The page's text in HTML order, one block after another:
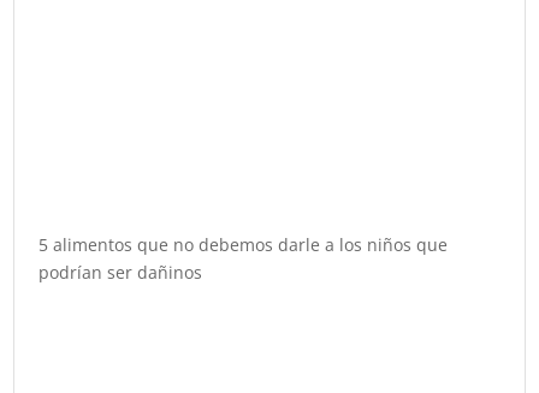
5 alimentos que no debemos darle a los niños que
podrían ser dañinos